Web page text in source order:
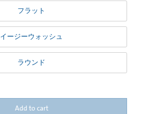
フラット
イージーウォッシュ
ラウンド
Add to cart